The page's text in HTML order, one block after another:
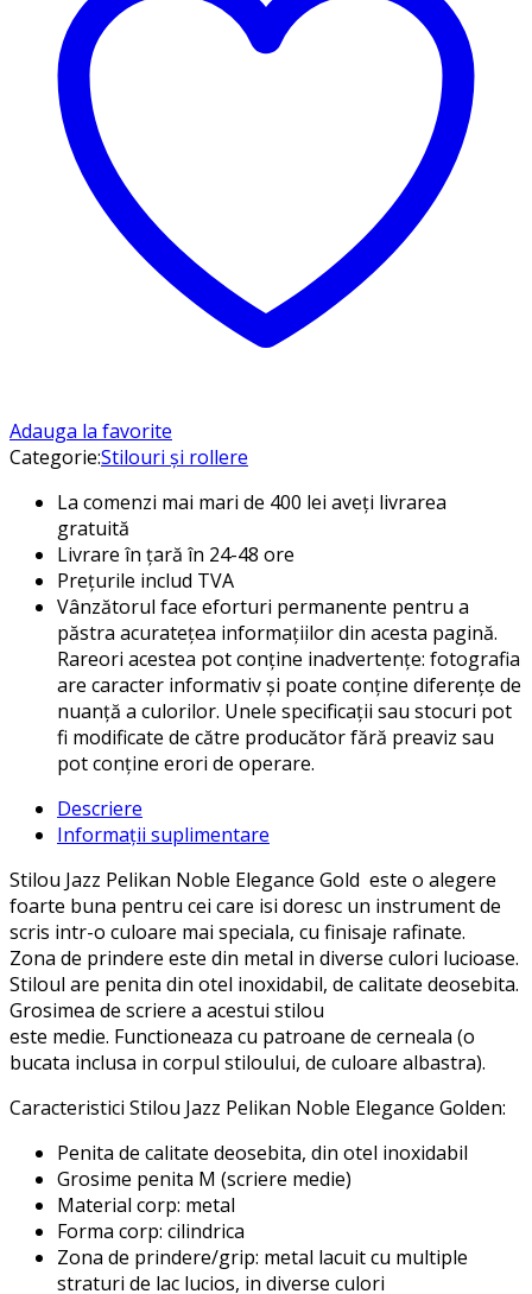
Adauga la favorite
Categorie:Stilouri și rollere
La comenzi mai mari de 400 lei aveți livrarea
gratuită
Livrare în țară în 24-48 ore
Prețurile includ TVA
Vânzătorul face eforturi permanente pentru a
păstra acuratețea informațiilor din acesta pagină.
Rareori acestea pot conține inadvertențe: fotografia
are caracter informativ și poate conține diferențe de
nuanță a culorilor. Unele specificații sau stocuri pot
fi modificate de către producător fără preaviz sau
pot conține erori de operare.
Descriere
Informații suplimentare
Stilou Jazz Pelikan Noble Elegance Gold este o alegere
foarte buna pentru cei care isi doresc un instrument de
scris intr-o culoare mai speciala, cu finisaje rafinate.
Zona de prindere este din metal in diverse culori lucioase.
Stiloul are penita din otel inoxidabil, de calitate deosebita.
Grosimea de scriere a acestui stilou
este medie. Functioneaza cu patroane de cerneala (o
bucata inclusa in corpul stiloului, de culoare albastra).
Caracteristici Stilou Jazz Pelikan Noble Elegance Golden:
Penita de calitate deosebita, din otel inoxidabil
Grosime penita M (scriere medie)
Material corp: metal
Forma corp: cilindrica
Zona de prindere/grip: metal lacuit cu multiple
straturi de lac lucios, in diverse culori